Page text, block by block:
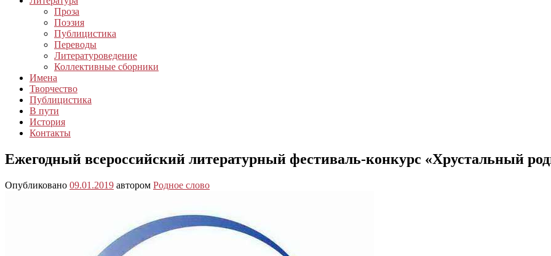
Проза
Поэзия
Публицистика
Переводы
Литературоведение
Коллективные сборники
Имена
Творчество
Публицистика
В пути
История
Контакты
Ежегодный всероссийский литературный фестиваль-конкурс «Хрустальный
Опубликовано 09.01.2019 автором Родное слово